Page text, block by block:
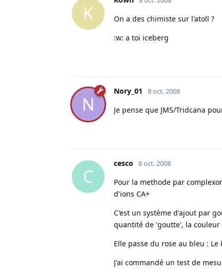
K
On a des chimiste sur l'atoll ?
:w: a toi iceberg
N
Nory_01 8 oct. 2008
Je pense que JMS/Tridcana
C
cesco 8 oct. 2008
Pour la methode par
d'ions CA+
C'est un système d'ajout par
quantité de 'goutte', la
Elle passe du rose au bleu :
J'ai commandé un test de